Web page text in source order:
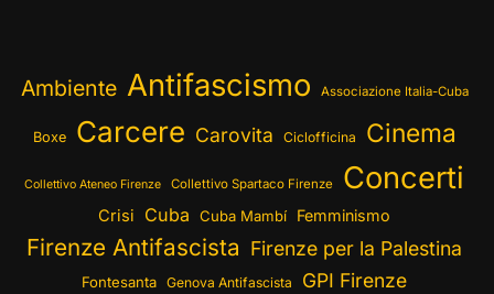
Ambiente Antifascismo Associazione Italia-Cuba
Boxe Carcere Carovita Ciclofficina Cinema
Collettivo Ateneo Firenze Collettivo Spartaco Firenze Concerti
Crisi Cuba Cuba Mambí Femminismo
Firenze Antifascista Firenze per la Palestina
Fontesanta Genova Antifascista GPI Firenze